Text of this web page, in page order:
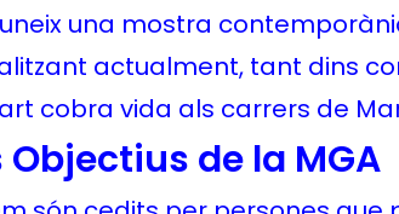
una mostra
actualment, tant dins
cobra vida als carrers de
Objectius de la MGA